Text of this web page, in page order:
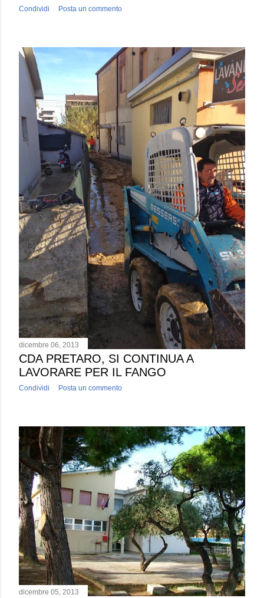
Condividi Posta un commento
dicembre 06, 2013
CDA PRETARO, SI CONTINUA A
LAVORARE PER IL FANGO
Condividi Posta un commento
dicembre 05, 2013